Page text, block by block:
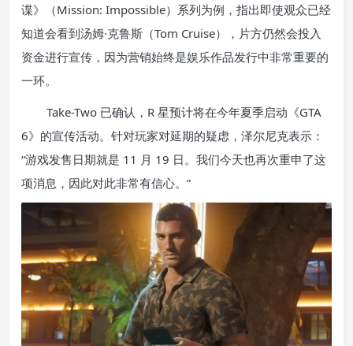
谍》（Mission: Impossible）系列为例，指出即使观众已经
知道会看到汤姆·克鲁斯（Tom Cruise），片方仍然会投入
资金进行宣传，因为营销始终是娱乐作品发行中非常重要的
一环。
Take-Two 已确认，R 星预计将在今年夏季启动《GTA
6》的宣传活动。针对玩家对延期的疑虑，泽尔尼克表示：
“游戏发售日期就是 11 月 19 日。我们今天也再次重申了这
项消息，因此对此非常有信心。”